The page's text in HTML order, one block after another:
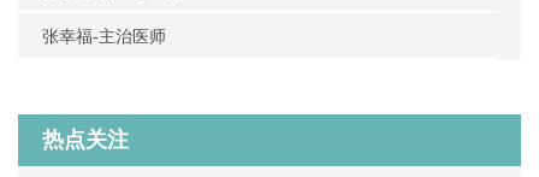
张幸福-主治医师
热点关注